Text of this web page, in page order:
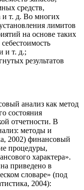
средств,
и т. д. Во многих
лимитов
на основе таких
и т. д.;
результатов
анализ как метод
состояния
отчетности. В
методы и
2002) финансовый
процедуры,
характера».
приведено в
словаре» (под
2004):